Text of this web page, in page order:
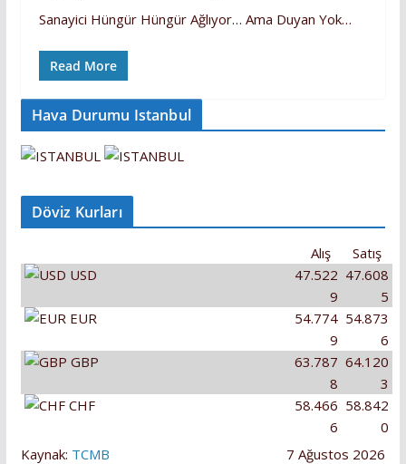
Sanayici Hüngür Hüngür Ağlıyor… Ama Duyan Yok…
Read More
Hava Durumu Istanbul
Döviz Kurları
Satış
Alış
USD
47.608
5
47.522
9
EUR
54.873
6
54.774
9
GBP
64.120
3
63.787
8
CHF
58.842
0
58.466
6
Kaynak: TCMB 7 Ağustos 2026